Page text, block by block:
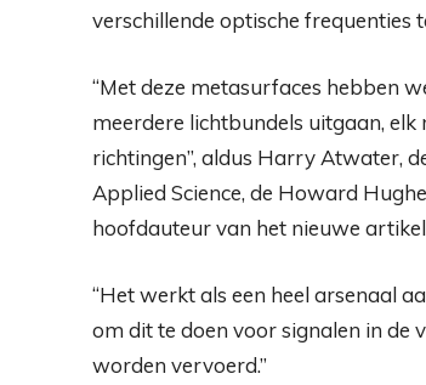
verschillende optische frequenties
“Met deze metasurfaces hebben
meerdere lichtbundels uitgaan,
richtingen”, aldus Harry Atwater,
Applied Science, de Howard
hoofdauteur van het nieuwe
“Het werkt als een heel arsenaal
om dit te doen voor signalen in de
worden vervoerd.”